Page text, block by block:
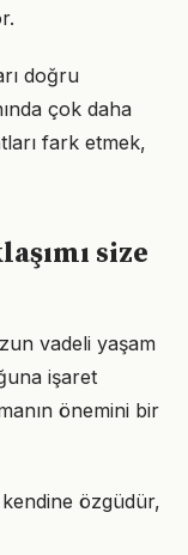
doğru
çok daha
fark etmek,
size
vadeli yaşam
işaret
önemini bir
özgüdür,